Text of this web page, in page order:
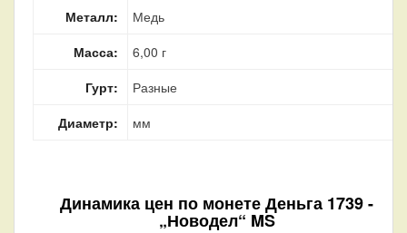
Металл:
Медь
Масса:
6,00 г
Гурт:
Разные
Диаметр:
мм
Динамика цен по монетеДеньга 1739 -
„Новодел“ MS